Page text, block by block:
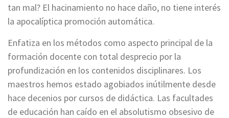
tan mal? El hacinamiento no hace daño, no tiene interés
la apocalíptica promoción automática.
Enfatiza en los métodos como aspecto principal de la
formación docente con total desprecio por la
profundización en los contenidos disciplinares. Los
maestros hemos estado agobiados inútilmente desde
hace decenios por cursos de didáctica. Las facultades
de educación han caído en el absolutismo obsesivo de